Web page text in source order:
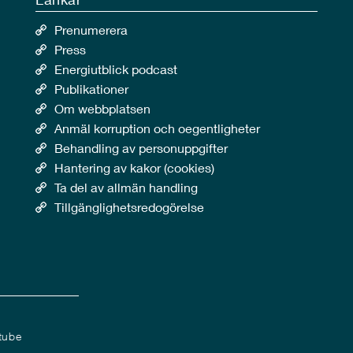
Prenumerera
Press
Energiutblick podcast
Publikationer
Om webbplatsen
Anmäl korruption och oegentligheter
Behandling av personuppgifter
Hantering av kakor (cookies)
Ta del av allmän handling
Tillgänglighetsredogörelse